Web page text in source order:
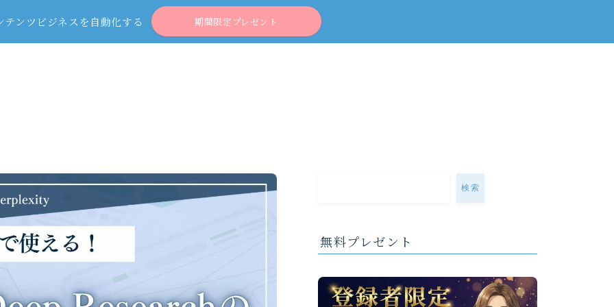
テンツビジネスを自動化する 期間限定プレゼント
検索
無料プレゼント